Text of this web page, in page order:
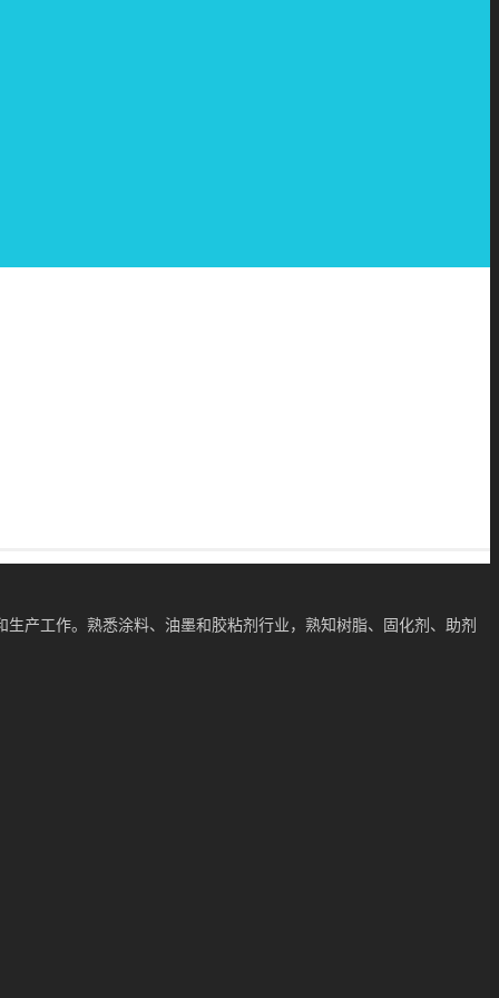
产工作。熟悉涂料、油墨和胶粘剂行业，熟知树脂、固化剂、助剂